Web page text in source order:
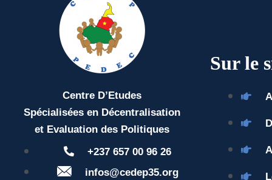
Centre D’Etudes
Spécialisées en Décentralisation
et Evaluation des Politiques
+237 657 00 96 26
infos@cedep35.org
Sur le